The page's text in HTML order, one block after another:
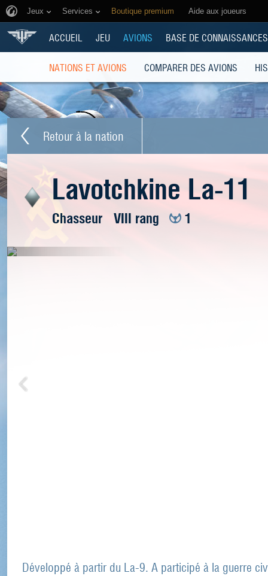
Jeux Services Boutique premium Aide aux joueurs
ACCUEIL JEU AVIONS BASE DE CONNAISSANCES
NATIONS ET AVIONS COMPARER DES AVIONS
Retour à la nation
Lavotchkine La-11
Chasseur VIII rang 1
Développé à partir du La-9. A participé à la guerre